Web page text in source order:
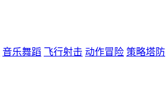
音乐舞蹈 飞行射击 动作冒险 策略塔防